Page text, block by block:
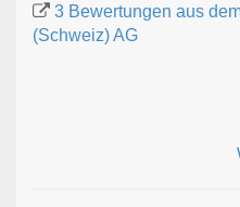
3 Bewertungen aus
(Schweiz) AG